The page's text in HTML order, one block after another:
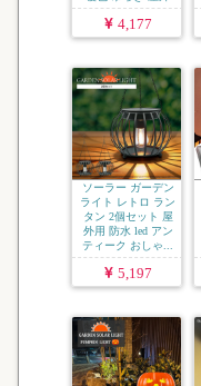
...
4,177
ソーラー ガーデン
ライト レトロ ラン
タン 2個セット 屋
外用 防水 led アン
ティーク おしゃ...
5,197